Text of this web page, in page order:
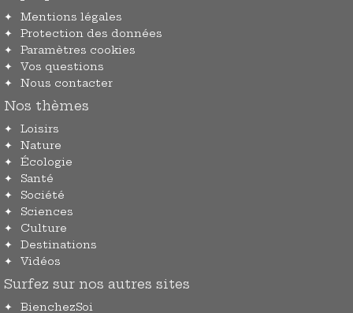
Mentions légales
Protection des données
Paramètres cookies
Vos questions
Nous contacter
Nos thèmes
Loisirs
Nature
Écologie
Santé
Société
Sciences
Culture
Destinations
Vidéos
Surfez sur nos autres sites
BienchezSoi